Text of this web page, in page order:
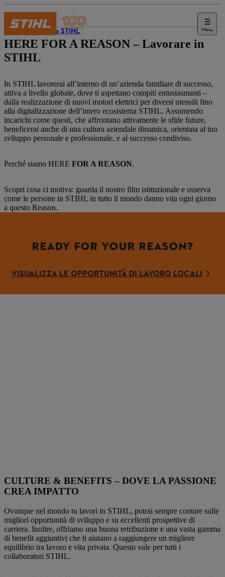
Menu
Il mondo STIHL
HERE FOR A REASON – Lavorare in
STIHL
In STIHL lavorerai all’interno di un’azienda familiare di successo,
attiva a livello globale, dove ti aspettano compiti entusiasmanti –
dalla realizzazione di nuovi motori elettrici per diversi utensili fino
alla digitalizzazione dell’intero ecosistema STIHL. Assumendo
incarichi come questi, che affrontano attivamente le sfide future,
beneficerai anche di una cultura aziendale dinamica, orientata al tuo
sviluppo personale e professionale, e al successo condiviso.
Perché siamo HERE FOR A REASON.
Scopri cosa ci motiva: guarda il nostro film istituzionale e osserva
come le persone in STIHL in tutto il mondo danno vita ogni giorno
a questo Reason.
READY FOR YOUR REASON?
VISUALIZZA LE OPPORTUNITÀ DI LAVORO LOCALI
CULTURE & BENEFITS – DOVE LA PASSIONE
CREA IMPATTO
Ovunque nel mondo tu lavori in STIHL, potrai sempre contare sulle
migliori opportunità di sviluppo e su eccellenti prospettive di
carriera. Inoltre, offriamo una buona retribuzione e una vasta gamma
di benefit aggiuntivi che ti aiutano a raggiungere un migliore
equilibrio tra lavoro e vita privata. Questo vale per tutti i
collaboratori STIHL.